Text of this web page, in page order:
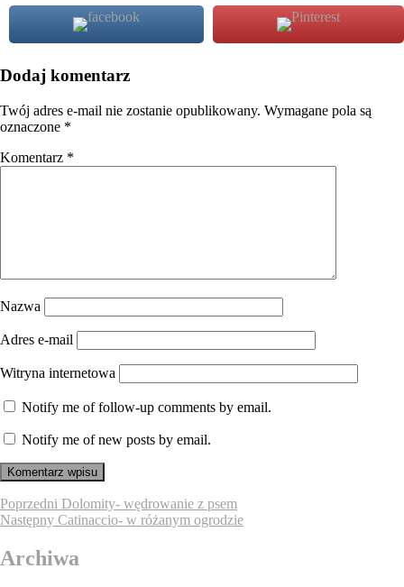
Dodaj komentarz
Twój adres e-mail nie zostanie opublikowany. Wymagane pola są
oznaczone *
Komentarz *
Nazwa
Adres e-mail
Witryna internetowa
Notify me of follow-up comments by email.
Notify me of new posts by email.
Nawigacja
wpisu
Poprzedni Poprzedni
wpis:
Dolomity- wędrowanie z psem
Następny Następny
Catinaccio- w różanym ogrodzie
Archiwa